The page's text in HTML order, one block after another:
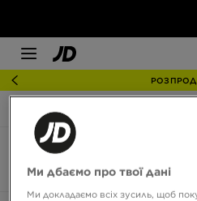
JD Sports
5 товари
Ми дбаємо про твої дані
Ми докладаємо всіх зусиль, щоб